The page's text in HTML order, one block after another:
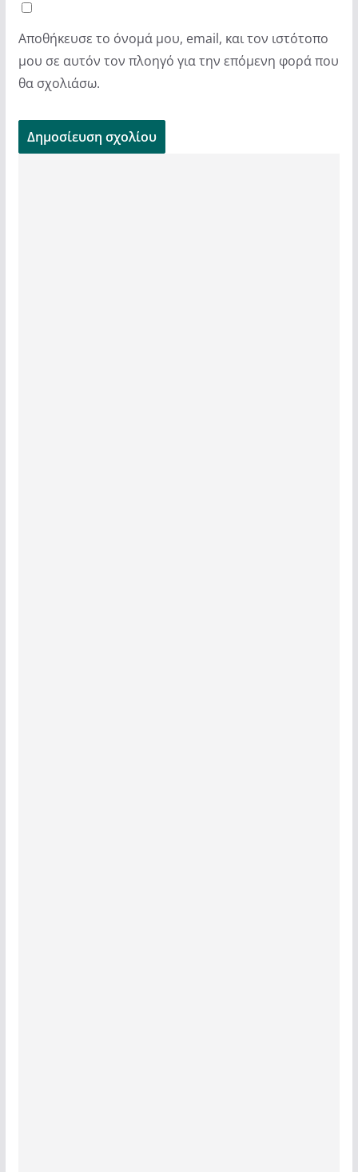
Αποθήκευσε το όνομά μου, email, και τον ιστότοπο
μου σε αυτόν τον πλοηγό για την επόμενη φορά που
θα σχολιάσω.